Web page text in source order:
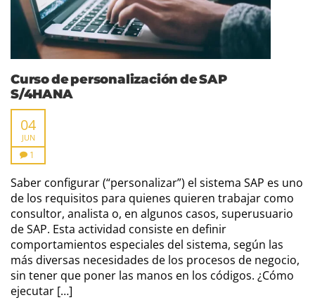
Curso de personalización de SAP
S/4HANA
04
JUN
1
Saber configurar (“personalizar”) el sistema SAP es uno
de los requisitos para quienes quieren trabajar como
consultor, analista o, en algunos casos, superusuario
de SAP. Esta actividad consiste en definir
comportamientos especiales del sistema, según las
más diversas necesidades de los procesos de negocio,
sin tener que poner las manos en los códigos. ¿Cómo
ejecutar […]